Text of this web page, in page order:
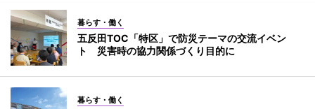
暮らす・働く
五反田TOC「特区」で防災テーマの交流イベン
ト 災害時の協力関係づくり目的に
暮らす・働く